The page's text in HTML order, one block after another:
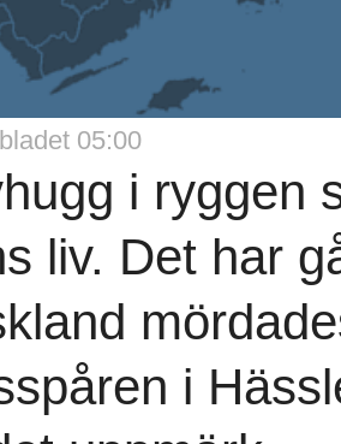
05:00
i ryggen
liv. Det har
i